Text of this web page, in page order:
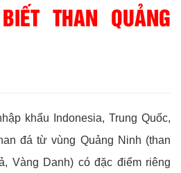
THAN QUẢNG
khẩu Indonesia, Trung Quốc,
đá từ vùng Quảng Ninh (than
Vàng Danh) có đặc điểm riêng